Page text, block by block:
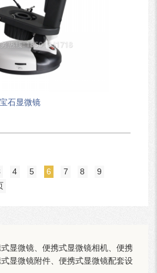
石显微镜
4 5 6 7 8
9
显微镜、便携式显微镜相机、便携
显微镜附件、便携式显微镜配套设